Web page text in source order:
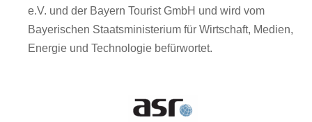
e.V. und der Bayern Tourist GmbH und wird vom
Bayerischen Staatsministerium für Wirtschaft, Medien,
Energie und Technologie befürwortet.